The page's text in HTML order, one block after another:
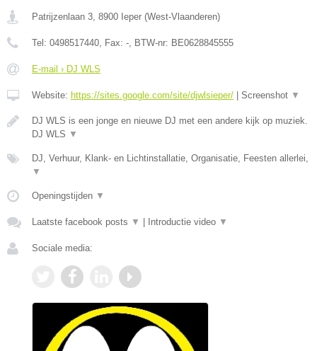
Patrijzenlaan 3 8900 Ieper (West-Vlaanderen)
Tel: 0498517440 , Fax: - , BTW-nr: BE0628845555
E-mail › DJ WLS
Website: https://sites.google.com/site/djwlsieper/ Screenshot ▼
DJ WLS is een jonge en nieuwe DJ met een andere kijk op muziek.
DJ WLS ▼
DJ, Verhuur, Klank- en Lichtinstallatie, Organisatie, Feesten allerlei,
▼
Openingstijden ▼
Laatste facebook posts ▼ Introductie video ▼
Sociale media: